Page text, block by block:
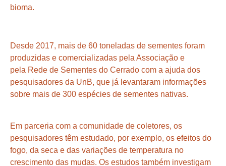
bioma.
Desde 2017, mais de 60 toneladas de sementes foram
produzidas e comercializadas pela Associação e
pela Rede de Sementes do Cerrado com a ajuda dos
pesquisadores da UnB, que já levantaram informações
sobre mais de 300 espécies de sementes nativas.
Em parceria com a comunidade de coletores, os
pesquisadores têm estudado, por exemplo, os efeitos do
fogo, da seca e das variações de temperatura no
crescimento das mudas. Os estudos também investigam